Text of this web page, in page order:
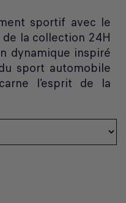
sportif avec le
la collection 24H
dynamique inspiré
sport automobile
l’esprit de la